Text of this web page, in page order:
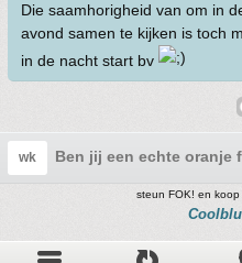
Die saamhorigheid van om in
avond samen te kijken is toch
in de nacht start bv
wk Ben jij een echte oranje
steun FOK! en